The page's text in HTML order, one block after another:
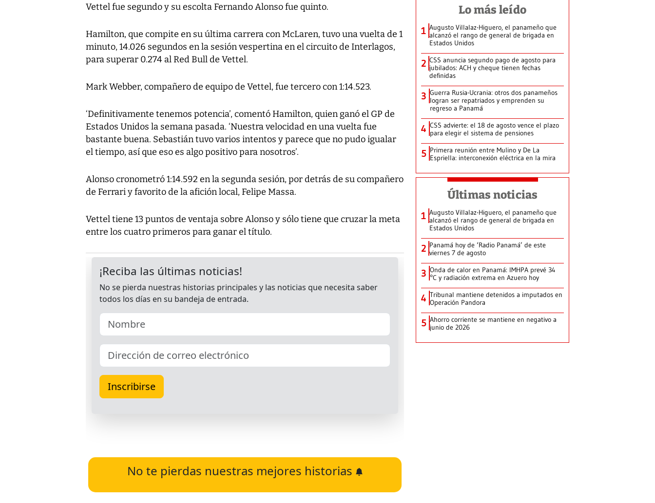
Vettel fue segundo y su escolta Fernando Alonso fue quinto.
Hamilton, que compite en su última carrera con McLaren, tuvo una vuelta de 1
minuto, 14.026 segundos en la sesión vespertina en el circuito de Interlagos,
para superar 0.274 al Red Bull de Vettel.
Mark Webber, compañero de equipo de Vettel, fue tercero con 1:14.523.
‘Definitivamente tenemos potencia’, comentó Hamilton, quien ganó el GP de
Estados Unidos la semana pasada. ‘Nuestra velocidad en una vuelta fue
bastante buena. Sebastián tuvo varios intentos y parece que no pudo igualar
el tiempo, así que eso es algo positivo para nosotros’.
Alonso cronometró 1:14.592 en la segunda sesión, por detrás de su compañero
de Ferrari y favorito de la afición local, Felipe Massa.
Vettel tiene 13 puntos de ventaja sobre Alonso y sólo tiene que cruzar la meta
entre los cuatro primeros para ganar el título.
No te pierdas nuestras mejores historias
Lo más leído
1 Augusto Villalaz-Higuero, el panameño que
alcanzó el rango de general de brigada en
Estados Unidos
2 CSS anuncia segundo pago de agosto para
jubilados: ACH y cheque tienen fechas
definidas
3 Guerra Rusia-Ucrania: otros dos panameños
logran ser repatriados y emprenden su
regreso a Panamá
4 CSS advierte: el 18 de agosto vence el plazo
para elegir el sistema de pensiones
5 Primera reunión entre Mulino y De La
Espriella: interconexión eléctrica en la mira
Últimas noticias
1 Augusto Villalaz-Higuero, el panameño que
alcanzó el rango de general de brigada en
Estados Unidos
2 Panamá hoy de ‘Radio Panamá’ de este
viernes 7 de agosto
3 Onda de calor en Panamá: IMHPA prevé 34
°C y radiación extrema en Azuero hoy
4 Tribunal mantiene detenidos a imputados en
Operación Pandora
5 Ahorro corriente se mantiene en negativo a
junio de 2026